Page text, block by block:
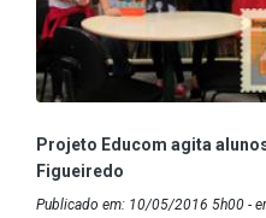
Projeto Educom agita
Figueiredo
Publicado em: 10/05/2016 5h00 -